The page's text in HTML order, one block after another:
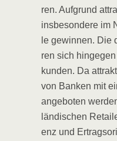
ren. Auf­grund
ins­be­son­de­re im
le gewin­nen. Die
ren sich
kun­den. Da
von Ban­ken mit
ange­bo­ten
län­di­schen
enz und